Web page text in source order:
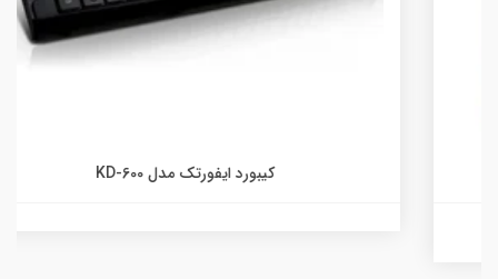
کیبورد ایفورتک مدل KD-600